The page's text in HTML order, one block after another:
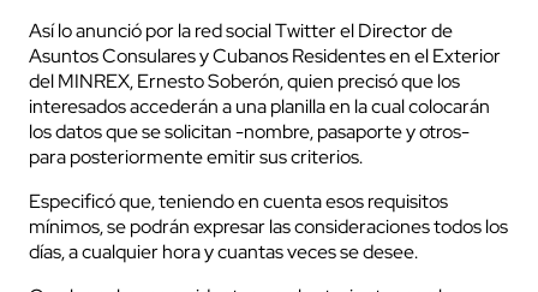
Así lo anunció por la red social Twitter el Director de
Asuntos Consulares y Cubanos Residentes en el Exterior
del MINREX, Ernesto Soberón, quien precisó que los
interesados accederán a una planilla en la cual colocarán
los datos que se solicitan -nombre, pasaporte y otros-
para posteriormente emitir sus criterios.
Especificó que, teniendo en cuenta esos requisitos
mínimos, se podrán expresar las consideraciones todos los
días, a cualquier hora y cuantas veces se desee.